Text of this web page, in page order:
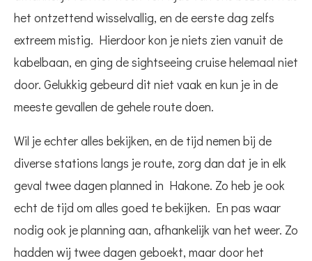
het ontzettend wisselvallig, en de eerste dag zelfs
extreem mistig. Hierdoor kon je niets zien vanuit de
kabelbaan, en ging de sightseeing cruise helemaal niet
door. Gelukkig gebeurd dit niet vaak en kun je in de
meeste gevallen de gehele route doen.
Wil je echter alles bekijken, en de tijd nemen bij de
diverse stations langs je route, zorg dan dat je in elk
geval twee dagen planned in Hakone. Zo heb je ook
echt de tijd om alles goed te bekijken. En pas waar
nodig ook je planning aan, afhankelijk van het weer. Zo
hadden wij twee dagen geboekt, maar door het